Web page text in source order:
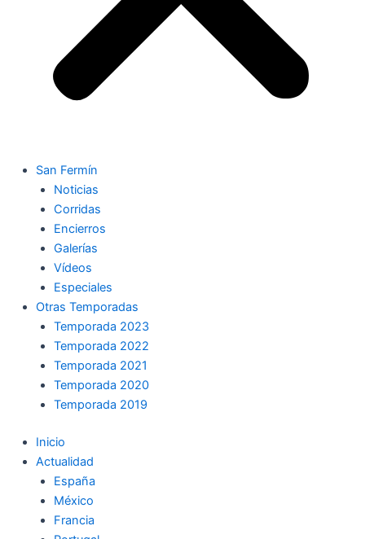
San Fermín
Noticias
Corridas
Encierros
Galerías
Vídeos
Especiales
Otras Temporadas
Temporada 2023
Temporada 2022
Temporada 2021
Temporada 2020
Temporada 2019
Inicio
Actualidad
España
México
Francia